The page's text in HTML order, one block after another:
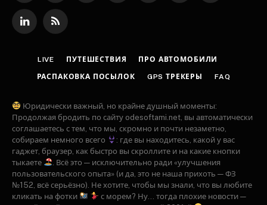
LinkedInRSS
LIVE ПУТЕШЕСТВИЯ ПРО АВТОМОБИЛИ
РАСПАКОВКА ПОСЫЛОК GPS ТРЕКЕРЫ FAQ
Юридически важный, но крайне душный моменты:
Продолжая бродить по сайту odesoftami.net, вы автоматически
соглашаетесь с тем, что мы, скромно и почти незаметно,
собираем немного всего
: где вы находитесь, какой у вас
гаджет, браузер, как быстро вы скроллите и на какие кнопки
тыкаете
. Всё это — исключительно ради «улучшения
пользовательского опыта» (и да, это не наша прихоть — ФЗ
№152, всё серьёзно). Не хотите, чтобы мы знали, что вы любите
кликать на фотки
с морем? Ну... тогда плохие новости —